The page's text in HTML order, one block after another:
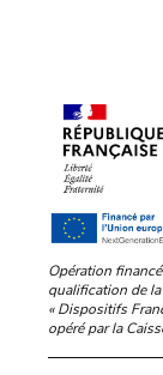
Opération
qualification de
« Dispositifs
opéré par la